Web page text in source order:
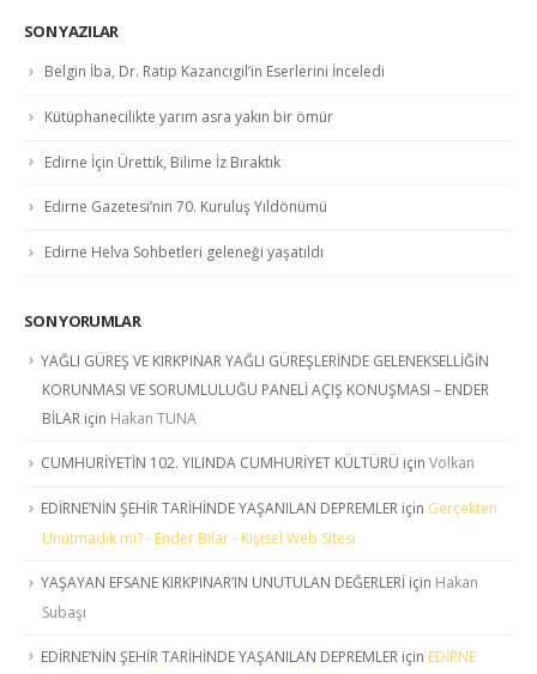
SON YAZILAR
Belgin İba, Dr. Ratip Kazancıgil’in Eserlerini İnceledi
Kütüphanecilikte yarım asra yakın bir ömür
Edirne İçin Ürettik, Bilime İz Bıraktık
Edirne Gazetesi’nin 70. Kuruluş Yıldönümü
Edirne Helva Sohbetleri geleneği yaşatıldı
SON YORUMLAR
YAĞLI GÜREŞ VE KIRKPINAR YAĞLI GÜREŞLERİNDE GELENEKSELLİĞİN
KORUNMASI VE SORUMLULUĞU PANELİ AÇIŞ KONUŞMASI – ENDER
BİLAR için Hakan TUNA
CUMHURİYETİN 102. YILINDA CUMHURİYET KÜLTÜRÜ için Volkan
EDİRNE’NİN ŞEHİR TARİHİNDE YAŞANILAN DEPREMLER için Gerçekten
Unutmadık mı? - Ender Bilar - Kişisel Web Sitesi
YAŞAYAN EFSANE KIRKPINAR’IN UNUTULAN DEĞERLERİ için Hakan
Subaşı
EDİRNE’NİN ŞEHİR TARİHİNDE YAŞANILAN DEPREMLER için EDİRNE